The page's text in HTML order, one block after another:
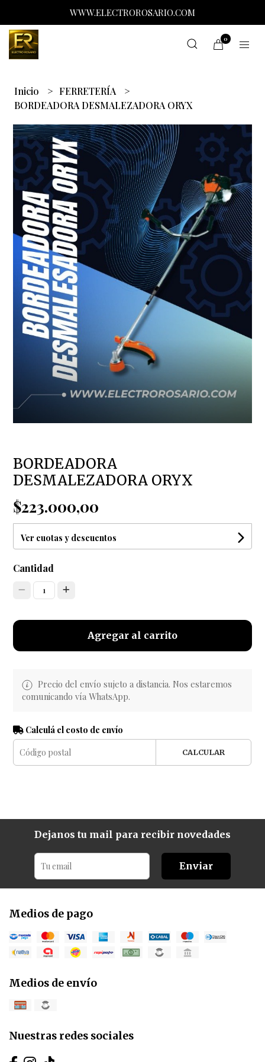
WWW.ELECTROROSARIO.COM
0
Inicio
FERRETERÍA
BORDEADORA DESMALEZADORA ORYX
BORDEADORA
DESMALEZADORA ORYX
$223.000,00
Ver cuotas y descuentos
Cantidad
1
Agregar al carrito
Precio del envío sujeto a distancia. Nos estaremos
comunicando vía WhatsApp.
Calculá el costo de envío
CALCULAR
Dejanos tu mail para recibir novedades
Enviar
Medios de pago
Medios de envío
Nuestras redes sociales